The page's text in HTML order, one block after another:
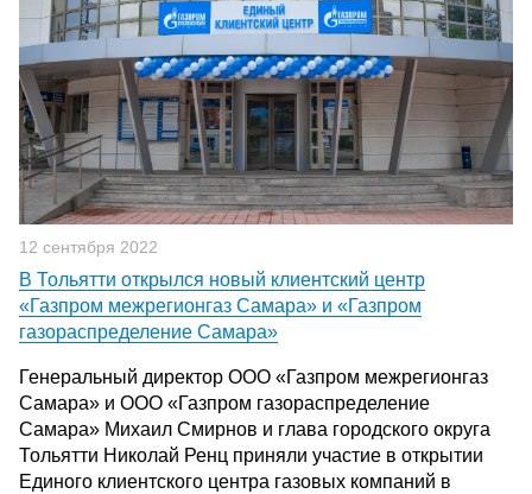
12 сентября 2022
В Тольятти открылся новый клиентский центр
«Газпром межрегионгаз Самара» и «Газпром
газораспределение Самара»
Генеральный директор ООО «Газпром межрегионгаз
Самара» и ООО «Газпром газораспределение
Самара» Михаил Смирнов и глава городского округа
Тольятти Николай Ренц приняли участие в открытии
Единого клиентского центра газовых компаний в